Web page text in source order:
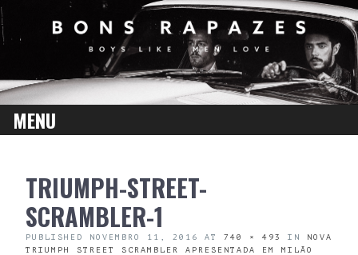
MENU
CONTENTTRIUMPH-STREET-
SCRAMBLER-1
PUBLISHED NOVEMBRO 11, 2016 AT 740 × 493 IN NOVA
TRIUMPH STREET SCRAMBLER APRESENTADA EM MILÃO